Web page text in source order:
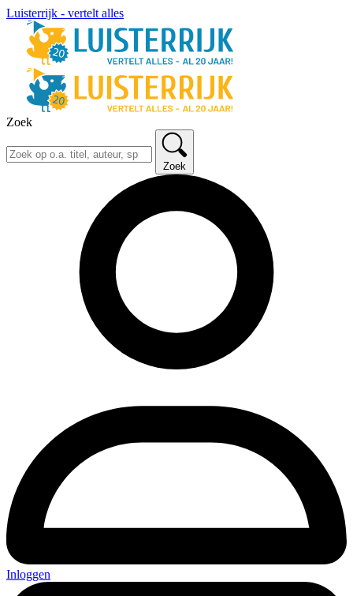
Luisterrijk - vertelt alles
Zoek
Zoek
Inloggen